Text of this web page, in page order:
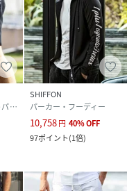
ジャージ・スウェットパンツ
SHIFFON
パーカー・フーディー
10,758円 40%OFF
97ポイント(1倍)